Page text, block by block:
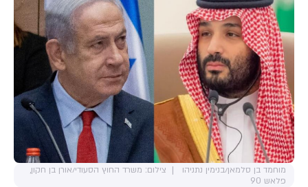
רג'פ טאיפ ארדואן וראש ממשלת
פקיסטן, שהבז שריף.
מוחמד בן סלמאן/בנימין נתניהו
צילום: משרד החוץ הסעודי/אורן בן חקון,
פלאש 90